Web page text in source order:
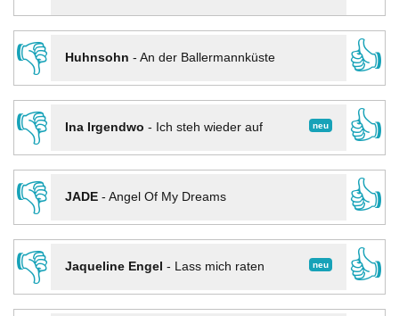
👎
Huhnsohn - An der Ballermannküste
👍
👎
neu
Ina Irgendwo - Ich steh wieder auf
👍
👎
JADE- Angel Of My Dreams
👍
👎
neu
Jaqueline Engel - Lass mich raten
👍